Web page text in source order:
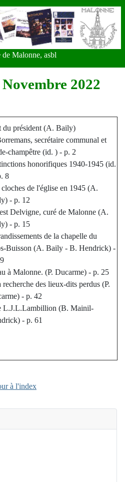
Malonne, asbl
2022
du président (A. Baily)
secrétaire communal et
champêtre (id. ) - p. 2
honorifiques 1940-1945 (id.
8
de l'église en 1945 (A.
- p. 12
Delvigne, curé de Malonne (A.
- p. 15
de la chapelle du
Buisson (A. Baily - B. Hendrick) -
à Malonne. (P. Ducarme) - p. 25
recherche des lieux-dits perdus (P.
- p. 42
L.J.L.Lambillion (B. Mainil-
- p. 61
à l'index